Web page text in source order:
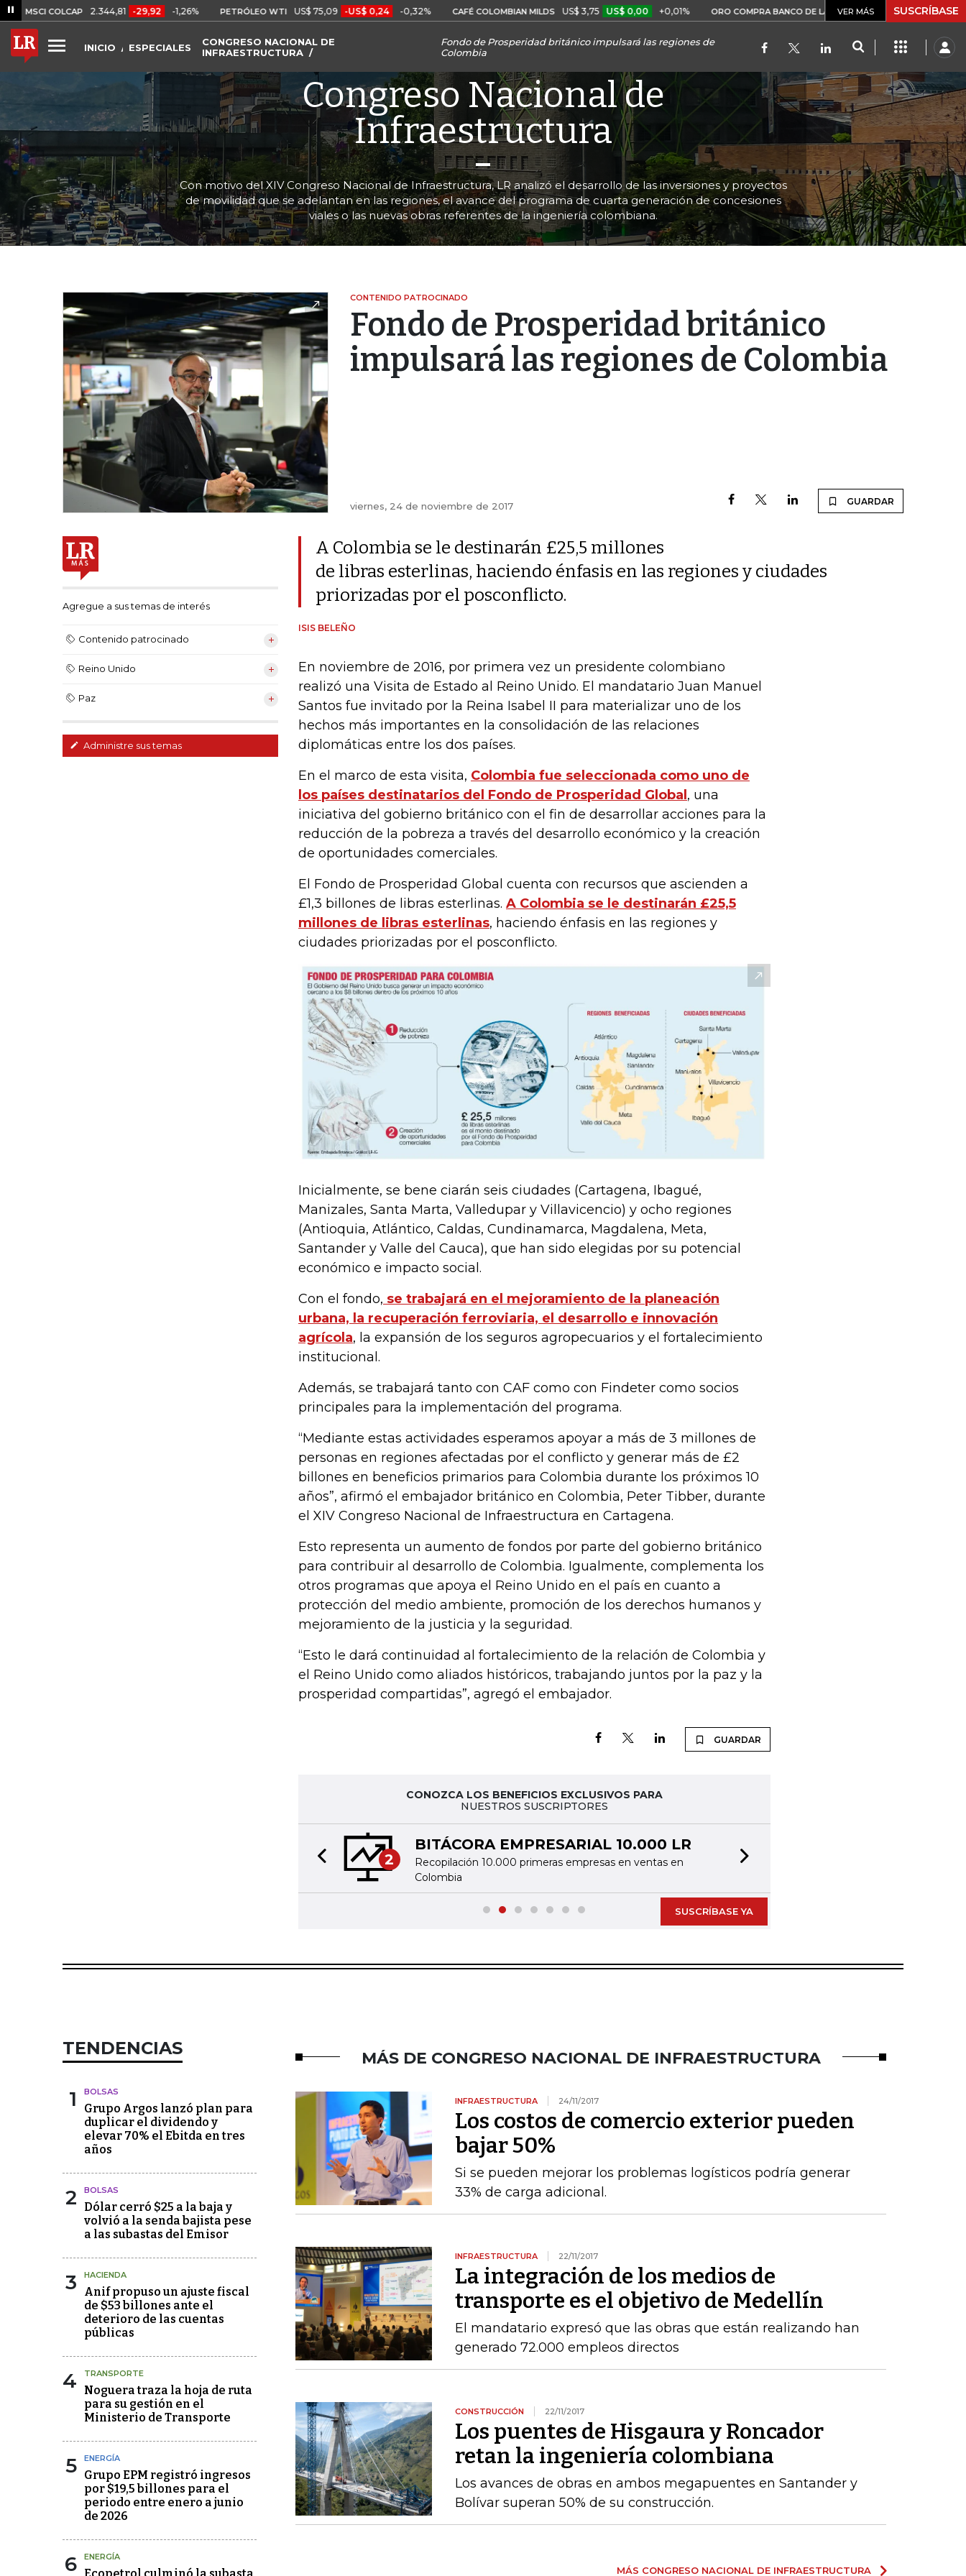
2.344,81 -29,92 -1,26% PETRÓLEO WTI US$ 75,09 -US$ 0,24 -0,32% CAFÉ COLOMBIAN MILDS US$ 3,75 US$ 0,00 +0,01% ORO COMPRA BANCO DE LA REPÚBLICA $ 399.745,16 +$ 2.295,71
VER MÁS SUSCRÍBASE
INICIO ESPECIALES
CONGRESO NACIONAL DE
INFRAESTRUCTURA
Fondo de Prosperidad británico impulsará las regiones de
Colombia
Congreso Nacional de
Infraestructura
Con motivo del XIV Congreso Nacional de Infraestructura, LR analizó el desarrollo de las inversiones y proyectos
de movilidad que se adelantan en las regiones, el avance del programa de cuarta generación de concesiones
viales o las nuevas obras referentes de la ingeniería colombiana.
CONTENIDO PATROCINADO
Fondo de Prosperidad británico
impulsará las regiones de Colombia
viernes, 24 de noviembre de 2017 GUARDAR
Agregue a sus temas de interés
Contenido patrocinado
Reino Unido
Paz
Administre sus temas
A Colombia se le destinarán £25,5 millones
de libras esterlinas, haciendo énfasis en las regiones y ciudades
priorizadas por el posconflicto.
ISIS BELEÑO
En noviembre de 2016, por primera vez un presidente colombiano
realizó una Visita de Estado al Reino Unido. El mandatario Juan Manuel
Santos fue invitado por la Reina Isabel II para materializar uno de los
hechos más importantes en la consolidación de las relaciones
diplomáticas entre los dos países.
En el marco de esta visita, Colombia fue seleccionada como uno de
los países destinatarios del Fondo de Prosperidad Global , una
iniciativa del gobierno británico con el fin de desarrollar acciones para la
reducción de la pobreza a través del desarrollo económico y la creación
de oportunidades comerciales.
El Fondo de Prosperidad Global cuenta con recursos que ascienden a
£1,3 billones de libras esterlinas. A Colombia se le destinarán £25,5
millones de libras esterlinas, haciendo énfasis en las regiones y
ciudades priorizadas por el posconflicto.
Inicialmente, se bene ciarán seis ciudades (Cartagena, Ibagué,
Manizales, Santa Marta, Valledupar y Villavicencio) y ocho regiones
(Antioquia, Atlántico, Caldas, Cundinamarca, Magdalena, Meta,
Santander y Valle del Cauca), que han sido elegidas por su potencial
económico e impacto social.
Con el fondo, se trabajará en el mejoramiento de la planeación
urbana, la recuperación ferroviaria, el desarrollo e innovación
agrícola, la expansión de los seguros agropecuarios y el fortalecimiento
institucional.
Además, se trabajará tanto con CAF como con Findeter como socios
principales para la implementación del programa.
“Mediante estas actividades esperamos apoyar a más de 3 millones de
personas en regiones afectadas por el conflicto y generar más de £2
billones en beneficios primarios para Colombia durante los próximos 10
años”, afirmó el embajador británico en Colombia, Peter Tibber, durante
el XIV Congreso Nacional de Infraestructura en Cartagena.
Esto representa un aumento de fondos por parte del gobierno británico
para contribuir al desarrollo de Colombia. Igualmente, complementa los
otros programas que apoya el Reino Unido en el país en cuanto a
protección del medio ambiente, promoción de los derechos humanos y
mejoramiento de la justicia y la seguridad.
“Esto le dará continuidad al fortalecimiento de la relación de Colombia y
el Reino Unido como aliados históricos, trabajando juntos por la paz y la
prosperidad compartidas”, agregó el embajador.
GUARDAR
CONOZCA LOS BENEFICIOS EXCLUSIVOS PARA
NUESTROS SUSCRIPTORES
2
BITÁCORA EMPRESARIAL 10.000 LR
Recopilación 10.000 primeras empresas en ventas en
Colombia
Previous slide
SUSCRÍBASE YA
TENDENCIAS
1 BOLSAS
Grupo Argos lanzó plan para
duplicar el dividendo y
elevar 70% el Ebitda en tres
años
2 BOLSAS
Dólar cerró $25 a la baja y
volvió a la senda bajista pese
a las subastas del Emisor
3 HACIENDA
Anif propuso un ajuste fiscal
de $53 billones ante el
deterioro de las cuentas
públicas
4 TRANSPORTE
Noguera traza la hoja de ruta
para su gestión en el
Ministerio de Transporte
5 ENERGÍA
Grupo EPM registró ingresos
por $19,5 billones para el
periodo entre enero a junio
de 2026
6 ENERGÍA
MÁS DE CONGRESO NACIONAL DE INFRAESTRUCTURA
INFRAESTRUCTURA 24/11/2017
Los costos de comercio exterior pueden
bajar 50%
Si se pueden mejorar los problemas logísticos podría generar
33% de carga adicional.
INFRAESTRUCTURA 22/11/2017
La integración de los medios de
transporte es el objetivo de Medellín
El mandatario expresó que las obras que están realizando han
generado 72.000 empleos directos
CONSTRUCCIÓN 22/11/2017
Los puentes de Hisgaura y Roncador
retan la ingeniería colombiana
Los avances de obras en ambos megapuentes en Santander y
Bolívar superan 50% de su construcción.
MÁS CONGRESO NACIONAL DE INFRAESTRUCTURA